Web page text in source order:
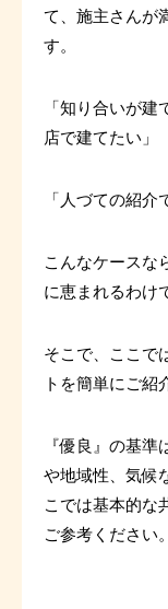
て、施主さんが
す。
「知り合いが
店で建てたい」
「人づての紹介
こんなケースな
に恵まれるわけ
そこで、ここで
トを簡単にご紹
『優良』の基
や地域性、気候
こでは基本的な
ご参考ください。